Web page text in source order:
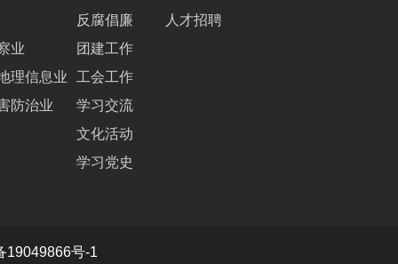
业
理信息业
防治业
反腐倡廉
团建工作
工会工作
学习交流
文化活动
学习党史
人才招聘
号-1